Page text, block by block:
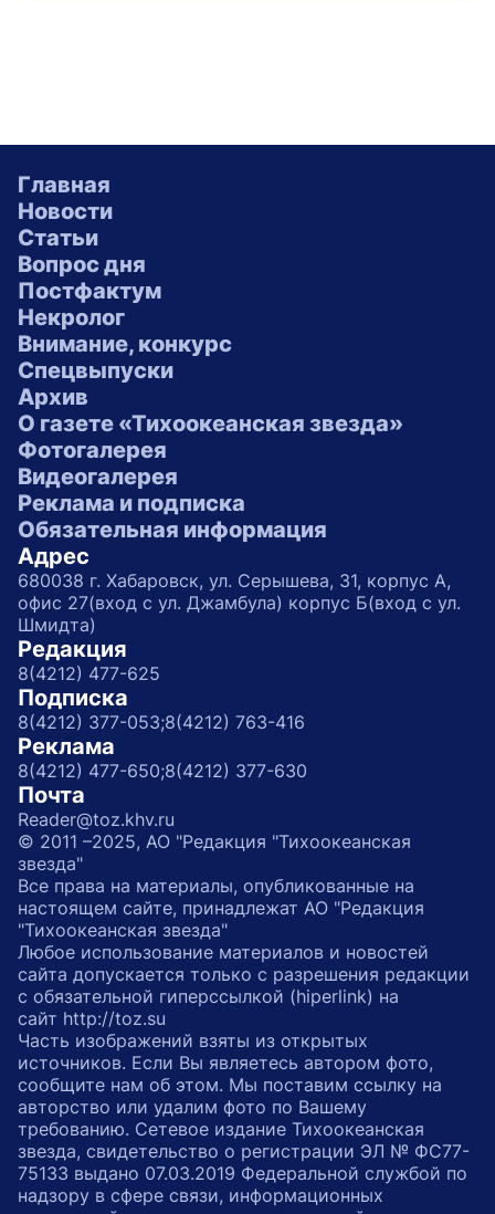
Главная
Новости
Статьи
Вопрос дня
Постфактум
Некролог
Внимание, конкурс
Спецвыпуски
Архив
О газете «Тихоокеанская звезда»
Фотогалерея
Видеогалерея
Реклама и подписка
Обязательная информация
Адрес
680038 г. Хабаровск, ул. Серышева, 31, корпус А,
офис 27(вход с ул. Джамбула) корпус Б(вход с ул.
Шмидта)
Редакция
8(4212) 477-625
Подписка
8(4212) 377-053;8(4212) 763-416
Реклама
8(4212) 477-650;8(4212) 377-630
Почта
Reader@toz.khv.ru
© 2011 –2025, АО "Редакция "Тихоокеанская
звезда"
Все права на материалы, опубликованные на
настоящем сайте, принадлежат АО "Редакция
"Тихоокеанская звезда"
Любое использование материалов и новостей
сайта допускается только с разрешения редакции
с обязательной гиперссылкой (hiperlink) на
сайт http://toz.su
Часть изображений взяты из открытых
источников. Если Вы являетесь автором фото,
сообщите нам об этом. Мы поставим ссылку на
авторство или удалим фото по Вашему
требованию. Сетевое издание Тихоокеанская
звезда, свидетельство о регистрации ЭЛ № ФС77-
75133 выдано 07.03.2019 Федеральной службой по
надзору в сфере связи, информационных